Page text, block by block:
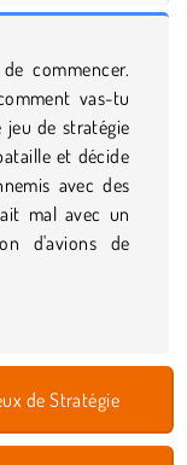
commencer.
vas-tu
jeu de stratégie
et décide
avec des
mal avec un
d'avions de
de Stratégie